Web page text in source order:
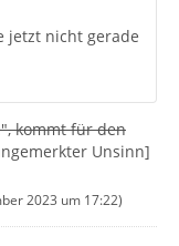
komplex, d.h.
das
Besteht das
Domain?
jetzt nicht gerade
kommt für den
Unsinn]
2023 um 17:22)